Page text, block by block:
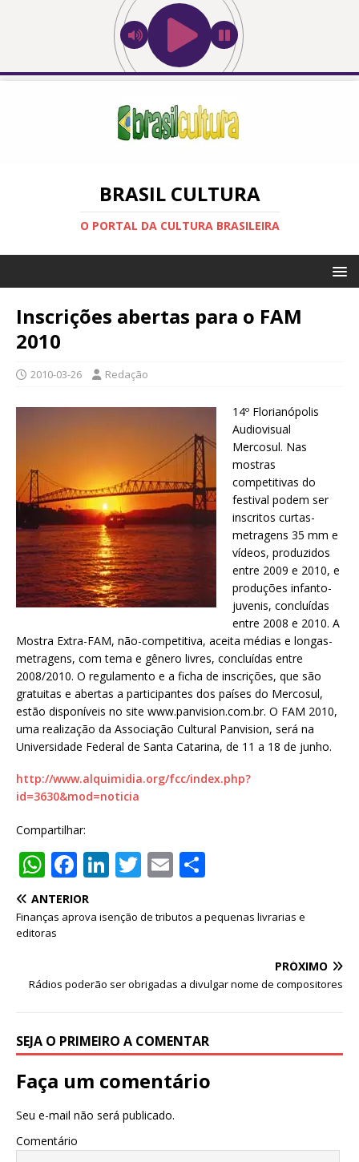
BRASIL CULTURA
O PORTAL DA CULTURA BRASILEIRA
Inscrições abertas para o FAM
2010
2010-03-26 Redação
14º Florianópolis
Audiovisual
Mercosul. Nas
mostras
competitivas do
festival podem ser
inscritos curtas-
metragens 35 mm e
vídeos, produzidos
entre 2009 e 2010, e
produções infanto-
juvenis, concluídas
entre 2008 e 2010. A
Mostra Extra-FAM, não-competitiva, aceita médias e longas-
metragens, com tema e gênero livres, concluídas entre
2008/2010. O regulamento e a ficha de inscrições, que são
gratuitas e abertas a participantes dos países do Mercosul,
estão disponíveis no site www.panvision.com.br. O FAM 2010,
uma realização da Associação Cultural Panvision, será na
Universidade Federal de Santa Catarina, de 11 a 18 de junho.
http://www.alquimidia.org/fcc/index.php?
id=3630&mod=noticia
Compartilhar:
W
h
at
s
p
F
a
c
o
k
Li
k
n
T
it
E
ai ar
ANTERIOR
Finanças aprova isenção de tributos a pequenas livrarias e
editoras
PRÓXIMO
Rádios poderão ser obrigadas a divulgar nome de compositores
SEJA O PRIMEIRO A COMENTAR
Faça um comentário
Seu e-mail não será publicado.
Comentário